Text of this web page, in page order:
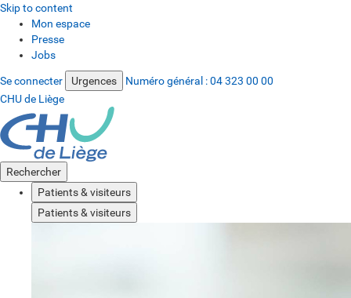
Skip to content
Mon espace
Presse
Jobs
Se connecter Urgences Numéro général :04 323 00 00
CHU de Liège
Rechercher
Patients & visiteurs
Patients & visiteurs